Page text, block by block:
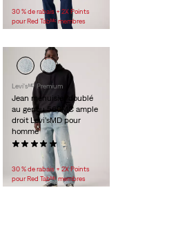
30 % de rabais + 2X Points
pour Red Tabᴹᶜ membres
Levi'sᴹᴰ Premium
Jean menuisier doublé
au genou 568MC ample
droit Levi’sMD pour
homme
(1)
108,00 $
30 % de rabais + 2X Points
pour Red Tabᴹᶜ membres